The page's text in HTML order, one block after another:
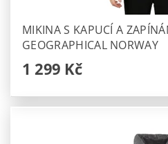
MIKINA S KAPUCÍ A
GEOGRAPHICAL NORWAY
1 299 Kč